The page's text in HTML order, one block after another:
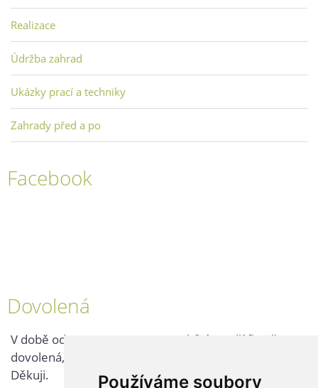
Používáme soubory
Realizace
Údržba zahrad
Ukázky prací a techniky
Zahrady před a po
Facebook
Dovolená
V době od 25. 7. - 2. 8. 2026 probíhá v naší firmě
dovolená, kontaktujte nás až po jejím ukončení.
Děkuji.